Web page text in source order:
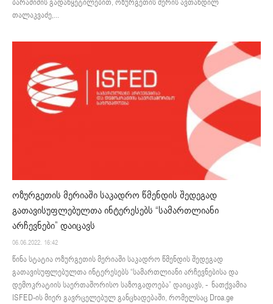
ბარამიძის გადაწყეტილებით, ოზურგეთის მერის ავთანდილ
თალაკვაძე,...
ოზურგეთის მერიაში საკადრო წმენდის შედეგად
გათავისუფლებულთა ინტერესებს “სამართლიანი
არჩევნები” დაიცავს
06.06.2022. 16:42
წინა სტატია ოზურგეთის მერიაში საკადრო წმენდის შედეგად
გათავისუფლებულთა ინტერესებს “სამართლიანი არჩევნებისა და
დემოკრატიის საერთაშორისო საზოგადოება” დაიცავს, - ნათქვამია
ISFED-ის მიერ გავრცელებულ განცხადებაში, რომელსაც Droa.ge